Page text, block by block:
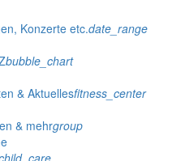
Konzerte etc.date_range
bubble_chart
& Aktuellesfitness_center
& mehrgroup